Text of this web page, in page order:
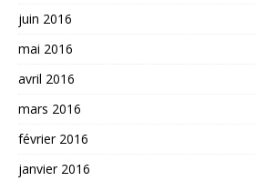
juin 2016
mai 2016
avril 2016
mars 2016
février 2016
janvier 2016